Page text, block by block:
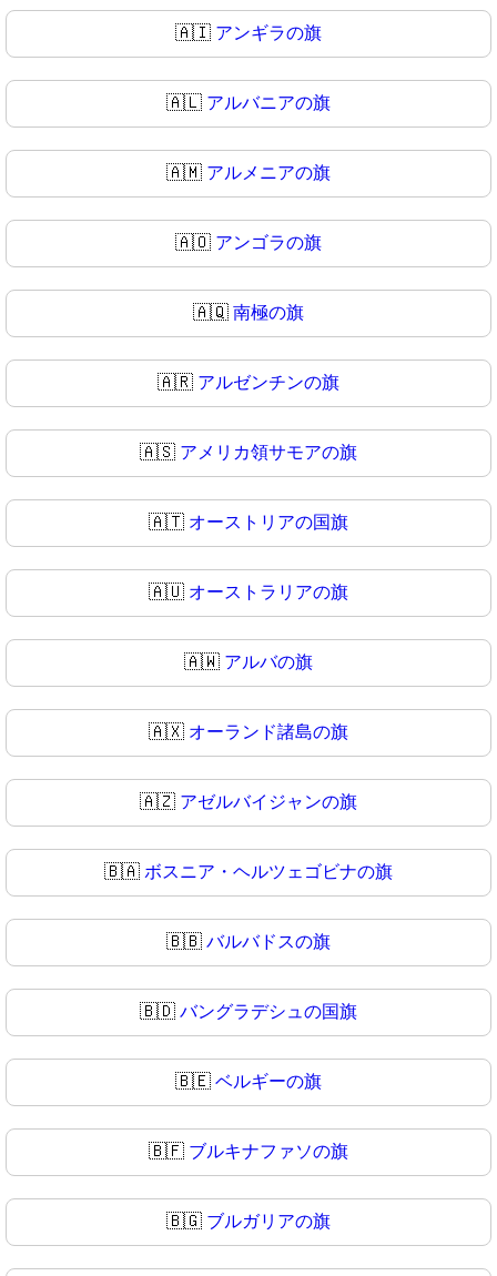
🇦🇮 アンギラの旗
🇦🇱 アルバニアの旗
🇦🇲 アルメニアの旗
🇦🇴 アンゴラの旗
🇦🇶 南極の旗
🇦🇷 アルゼンチンの旗
🇦🇸 アメリカ領サモアの旗
🇦🇹 オーストリアの国旗
🇦🇺 オーストラリアの旗
🇦🇼 アルバの旗
🇦🇽 オーランド諸島の旗
🇦🇿 アゼルバイジャンの旗
🇧🇦 ボスニア・ヘルツェゴビナの旗
🇧🇧 バルバドスの旗
🇧🇩 バングラデシュの国旗
🇧🇪 ベルギーの旗
🇧🇫 ブルキナファソの旗
🇧🇬 ブルガリアの旗